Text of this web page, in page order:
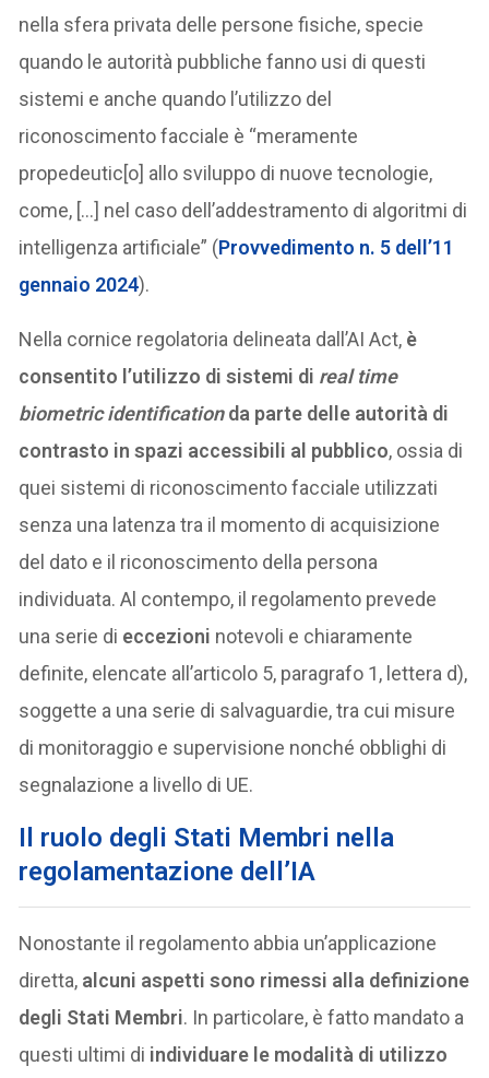
nella sfera privata delle persone fisiche, specie
quando le autorità pubbliche fanno usi di questi
sistemi e anche quando l’utilizzo del
riconoscimento facciale è “meramente
propedeutic[o] allo sviluppo di nuove tecnologie,
come, […] nel caso dell’addestramento di algoritmi di
intelligenza artificiale” (Provvedimento n. 5 dell’11
gennaio 2024).
Nella cornice regolatoria delineata dall’AI Act, è
consentito l’utilizzo di sistemi di real time
biometric identificationda parte delle autorità di
contrasto in spazi accessibili al pubblico, ossia di
quei sistemi di riconoscimento facciale utilizzati
senza una latenza tra il momento di acquisizione
del dato e il riconoscimento della persona
individuata. Al contempo, il regolamento prevede
una serie di eccezioni notevoli e chiaramente
definite, elencate all’articolo 5, paragrafo 1, lettera d),
soggette a una serie di salvaguardie, tra cui misure
di monitoraggio e supervisione nonché obblighi di
segnalazione a livello di UE.
Il ruolo degli Stati Membri nella
regolamentazione dell’IA
Nonostante il regolamento abbia un’applicazione
diretta, alcuni aspetti sono rimessi alla definizione
degli Stati Membri. In particolare, è fatto mandato a
questi ultimi di individuare le modalità di utilizzo